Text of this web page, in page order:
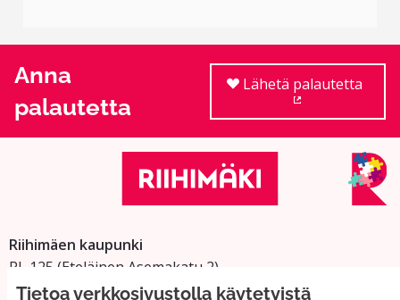
Tietoa verkkosivustolla käytetyistä
Anna
palautetta
Lähetä palautetta
Riihimäen kaupunki
PL 125 (Eteläinen Asemakatu 2)
11101 Riihimäki